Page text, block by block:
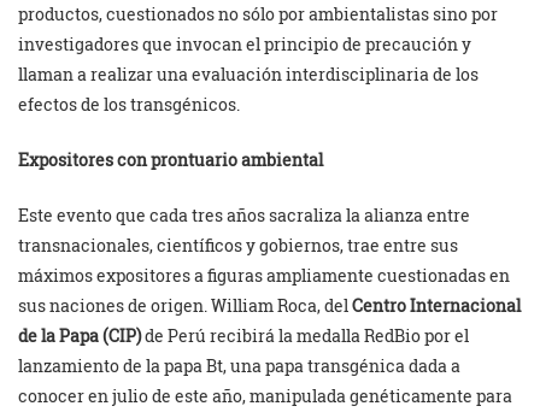
productos, cuestionados no sólo por ambientalistas sino por
investigadores que invocan el principio de precaución y
llaman a realizar una evaluación interdisciplinaria de los
efectos de los transgénicos.
Expositores con prontuario ambiental
Este evento que cada tres años sacraliza la alianza entre
transnacionales, científicos y gobiernos, trae entre sus
máximos expositores a figuras ampliamente cuestionadas en
sus naciones de origen. William Roca, del Centro Internacional
de la Papa(CIP)de Perú recibirá la medalla RedBio por el
lanzamiento de la papa Bt, una papa transgénica dada a
conocer en julio de este año, manipulada genéticamente para